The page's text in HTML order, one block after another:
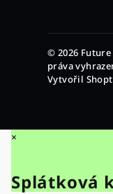
© 2026 Future
práva
Vytvořil
×
Splátková